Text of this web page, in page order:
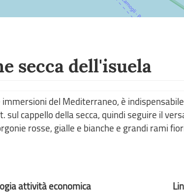
secca dell'isuela
del Mediterraneo, è
cappello della secca, quindi seguire il
rosse, gialle e bianche e grandi rami
attività economica